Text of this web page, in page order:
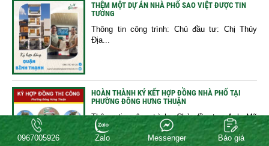
THÊM MỘT DỰ ÁN NHÀ PHỐ SAO VIỆT ĐƯỢC TIN
TƯỞNG
Thông tin công trình: Chủ đầu tư: Chị Thủy
Địa...
HOÀN THÀNH KÝ KẾT HỢP ĐỒNG NHÀ PHỐ TẠI
PHƯỜNG ĐÔNG HƯNG THUẬN
Thông tin công trình: Chủ đầu tư: Anh Mỹ
Địa...
0967005926
Zalo Messenger Báo giá